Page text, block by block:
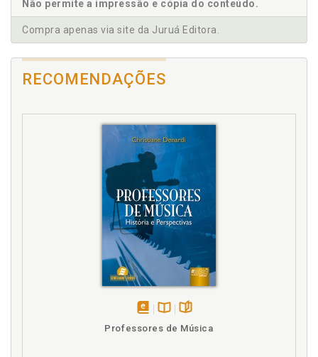
CONTEMPORÂNEA, p. 84
4.8 A PRÁTICA PEDAGÓGICA E A IDENTIDADE CULTURAL
DOS RIBEIRINHOS, p. 90
5.1 TIPO DE PESQUISA, p. 95
5.2 JUSTIFICATIVA PELO LOCAL DA PESQUISA, p. 98
5.4 COMPOSIÇÕES DO GRUPO, p. 104
5.5 A REALIZAÇÃO DO GRUPO FOCAL, p. 107
Capítulo 6 ANÁLISE DOS DADOS, p. 111
6.1 DISCUSSÃO DOS DADOS, p. 113
Capítulo 7 A REALIDADE DA ESCOLA RIBEIRINHA E AS
MODALIDADES DE ENSINO, p. 115
7.1 NAVEGAR É PRECISO, VIVER NÃO É PRECISO, p. 115
7.2 O RIO DA MINHA ALDEIA, p. 122
7.3 O RIO QUE FAZIA VOLTA ATRÁS DA NOSSA MORADA,
7.4 FOI UM RIO QUE PASSOU EM MINHA VIDA, p. 129
Capítulo 8 CONTEÚDOS CULTURAIS RURAIS/RIBEIRINHOS, p.
8.1 REVERÊNCIAS E REMINISCÊNCIAS AMAZÔNICAS, p.
Não permite a impressão e cópia do conteúdo.
Compra apenas via site da Juruá Editora.
RECOMENDAÇÕES
disponívelDisponível
páginas
Professores de Música